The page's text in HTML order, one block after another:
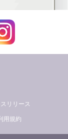
リリース
用規約